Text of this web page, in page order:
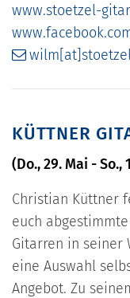
www.stoetzel-
KÜTTNER
(Do., 29. Mai - So.,
Christian Küttner
euch
Gitarren in seiner
eine Auswahl
Angebot. Zu